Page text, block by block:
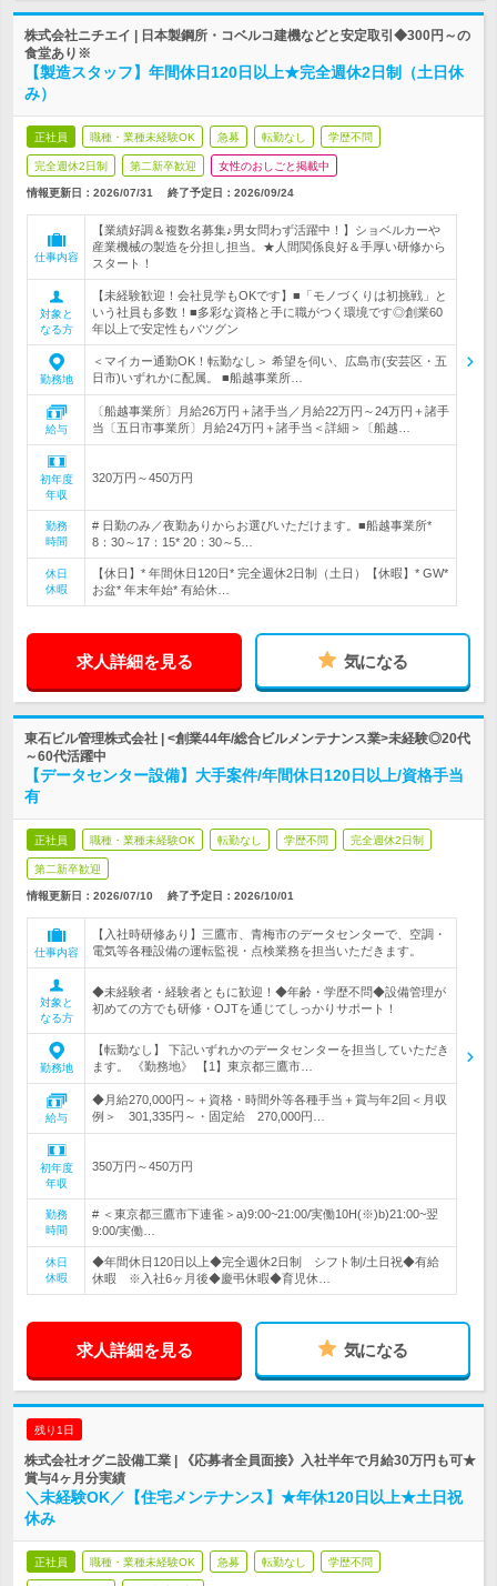
株式会社ニチエイ | 日本製鋼所・コベルコ建機などと安定取引◆300円～の
食堂あり※
【製造スタッフ】年間休日120日以上★完全週休2日制（土日休
み）
正社員 職種・業種未経験OK 急募 転勤なし 学歴不問
完全週休2日制 第二新卒歓迎 女性のおしごと掲載中
情報更新日：2026/07/31 終了予定日： 2026/09/24
仕事内容
【業績好調＆複数名募集♪男女問わず活躍中！】ショベルカーや
産業機械の製造を分担し担当。★人間関係良好＆手厚い研修から
スタート！
対象と
なる方
【未経験歓迎！会社見学もOKです】■「モノづくりは初挑戦」と
いう社員も多数！■多彩な資格と手に職がつく環境です◎創業60
年以上で安定性もバツグン
勤務地
＜マイカー通勤OK！転勤なし＞ 希望を伺い、広島市(安芸区・五
日市)いずれかに配属。 ■船越事業所…
給与
〔船越事業所〕月給26万円＋諸手当／月給22万円～24万円＋諸手
当〔五日市事業所〕月給24万円＋諸手当＜詳細＞〔船越…
初年度
年収
320万円～450万円
勤務
時間
# 日勤のみ／夜勤ありからお選びいただけます。■船越事業所*
8：30～17：15* 20：30～5…
休日
休暇
【休日】* 年間休日120日* 完全週休2日制（土日）【休暇】* GW*
お盆* 年末年始* 有給休…
求人詳細を見る 気になる
東石ビル管理株式会社 | <創業44年/総合ビルメンテナンス業>未経験◎20代
～60代活躍中
【データセンター設備】大手案件/年間休日120日以上/資格手当
有
正社員 職種・業種未経験OK 転勤なし 学歴不問 完全週休2日制
第二新卒歓迎
情報更新日：2026/07/10 終了予定日： 2026/10/01
仕事内容
【入社時研修あり】三鷹市、青梅市のデータセンターで、空調・
電気等各種設備の運転監視・点検業務を担当いただきます。
対象と
なる方
◆未経験者・経験者ともに歓迎！◆年齢・学歴不問◆設備管理が
初めての方でも研修・OJTを通じてしっかりサポート！
勤務地
【転勤なし】 下記いずれかのデータセンターを担当していただき
ます。 《勤務地》 【1】東京都三鷹市…
給与
◆月給270,000円～＋資格・時間外等各種手当＋賞与年2回＜月収
例＞ 301,335円～・固定給 270,000円…
初年度
年収
350万円～450万円
勤務
時間
# ＜東京都三鷹市下連雀＞a)9:00~21:00/実働10H(※)b)21:00~翌
9:00/実働…
休日
休暇
◆年間休日120日以上◆完全週休2日制 シフト制/土日祝◆有給
休暇 ※入社6ヶ月後◆慶弔休暇◆育児休…
求人詳細を見る 気になる
残り1日
株式会社オグニ設備工業 | 《応募者全員面接》入社半年で月給30万円も可★
賞与4ヶ月分実績
＼未経験OK／【住宅メンテナンス】★年休120日以上★土日祝
休み
正社員 職種・業種未経験OK 急募 転勤なし 学歴不問